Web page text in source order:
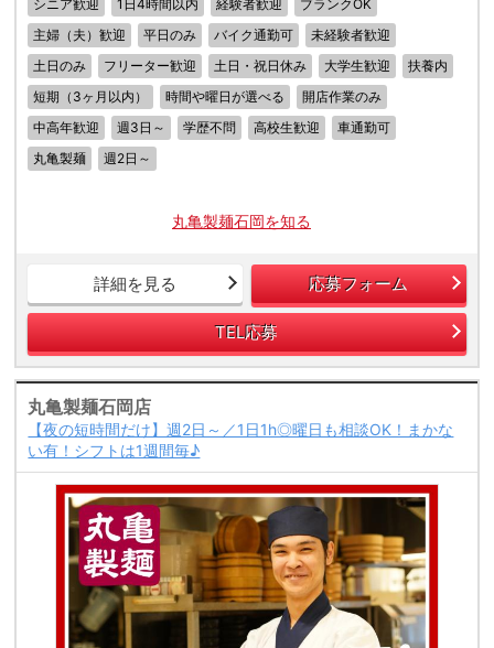
シニア歓迎 1日4時間以内 経験者歓迎
ブランクOK
主婦（夫）歓迎
平日のみ バイク通勤可
未経験者歓迎
土日のみ
フリーター歓迎 土日・祝日休み 大学生歓迎
扶養内
短期（3ヶ月以内）
時間や曜日が選べる
開店作業のみ
中高年歓迎
週3日～ 学歴不問 高校生歓迎
車通勤可
丸亀製麺
週2日～
丸亀製麺石岡を知る
詳細を見る 応募フォーム
TEL応募
丸亀製麺石岡店
【夜の短時間だけ】週2日～／1日1h◎曜日も相談OK！まかな
い有！シフトは1週間毎♪